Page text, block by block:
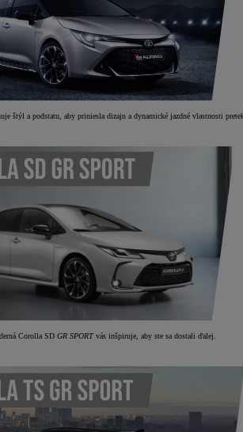
štýl a podstatu, aby priniesla dizajn a dynamické jazdné vlastnosti
Corolla SD GR SPORT vás inšpiruje, aby ste sa dostali ďalej.